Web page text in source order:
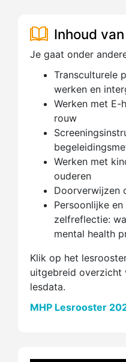
Inhoud
Je gaat onder
Transculturele
werken en
Werken met E-
rouw
Werken met
ouderen
Doorverwijzen
Persoonlijke
zelfreflectie:
mental health
Klik op het
uitgebreid overzicht
lesdata.
MHP Lesrooster